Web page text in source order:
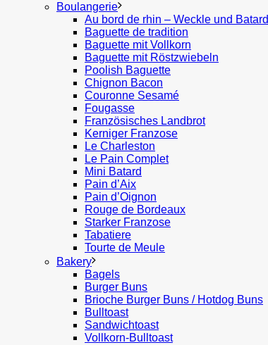
Boulangerie
Au bord de rhin – Weckle und Batard
Baguette de tradition
Baguette mit Vollkorn
Baguette mit Röstzwiebeln
Poolish Baguette
Chignon Bacon
Couronne Sesamé
Fougasse
Französisches Landbrot
Kerniger Franzose
Le Charleston
Le Pain Complet
Mini Batard
Pain d’Aix
Pain d’Oignon
Rouge de Bordeaux
Starker Franzose
Tabatiere
Tourte de Meule
Bakery
Bagels
Burger Buns
Brioche Burger Buns / Hotdog Buns
Bulltoast
Sandwichtoast
Vollkorn-Bulltoast